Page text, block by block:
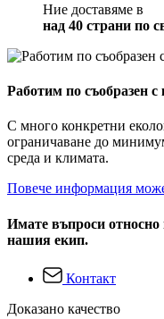
Ние доставяме в
над 40 страни по
Работим по съобразен
С много конкретни
ограничаване до
среда и климата.
Повече информация
Имате въпроси
нашия екип.
Контакт
Доказано качество